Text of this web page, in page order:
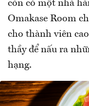
còn có một nhà
Omakase Room
cho thành viên
thầy để nấu ra
hạng.